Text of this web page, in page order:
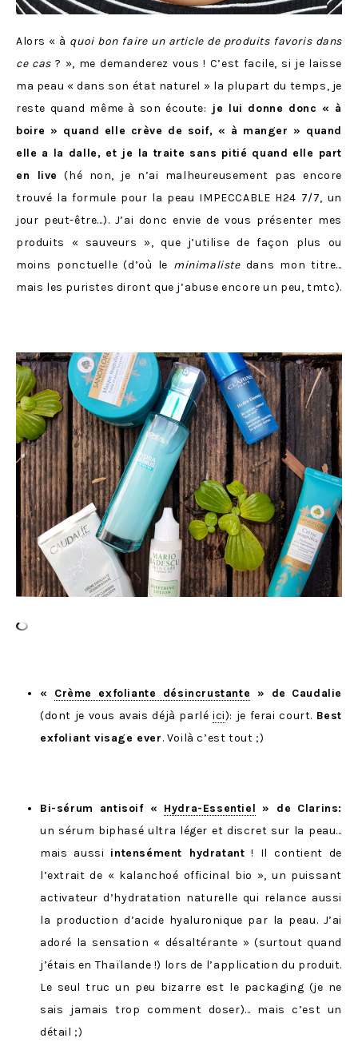
Alors « à quoi bon faire un article de produits favoris dans
ce cas? », me demanderez vous ! C’est facile, si je laisse
ma peau « dans son état naturel » la plupart du temps, je
reste quand même à son écoute: je lui donne donc « à
boire » quand elle crève de soif, « à manger » quand
elle a la dalle, et je la traite sans pitié quand elle part
en live (hé non, je n’ai malheureusement pas encore
trouvé la formule pour la peau IMPECCABLE H24 7/7, un
jour peut-être…). J’ai donc envie de vous présenter mes
produits « sauveurs », que j’utilise de façon plus ou
moins ponctuelle (d’où le minimalistedans mon titre…
mais les puristes diront que j’abuse encore un peu, tmtc).
« Crème exfoliante désincrustante » de Caudalie
(dont je vous avais déjà parléici): je ferai court. Best
exfoliant visage ever. Voilà c’est tout ;)
Bi-sérum antisoif « Hydra-Essentiel » de Clarins:
un sérum biphasé ultra léger et discret sur la peau…
mais aussi intensément hydratant ! Il contient de
l’extrait de « kalanchoé officinal bio », un puissant
activateur d’hydratation naturelle qui relance aussi
la production d’acide hyaluronique par la peau. J’ai
adoré la sensation « désaltérante » (surtout quand
j’étais en Thaïlande !) lors de l’application du produit.
Le seul truc un peu bizarre est le packaging (je ne
sais jamais trop comment doser)… mais c’est un
détail ;)